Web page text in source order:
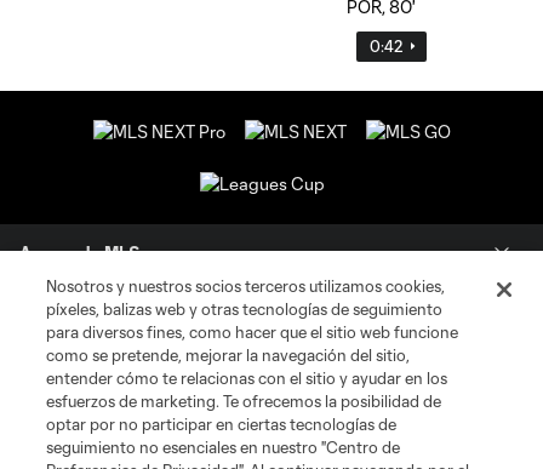
0:42
Acerca de MLS
Social
Tienda
Club Sites
Nosotros y nuestros socios terceros utilizamos cookies,
píxeles, balizas web y otras tecnologías de seguimiento
para diversos fines, como hacer que el sitio web funcione
como se pretende, mejorar la navegación del sitio,
entender cómo te relacionas con el sitio y ayudar en los
esfuerzos de marketing. Te ofrecemos la posibilidad de
optar por no participar en ciertas tecnologías de
seguimiento no esenciales en nuestro "Centro de